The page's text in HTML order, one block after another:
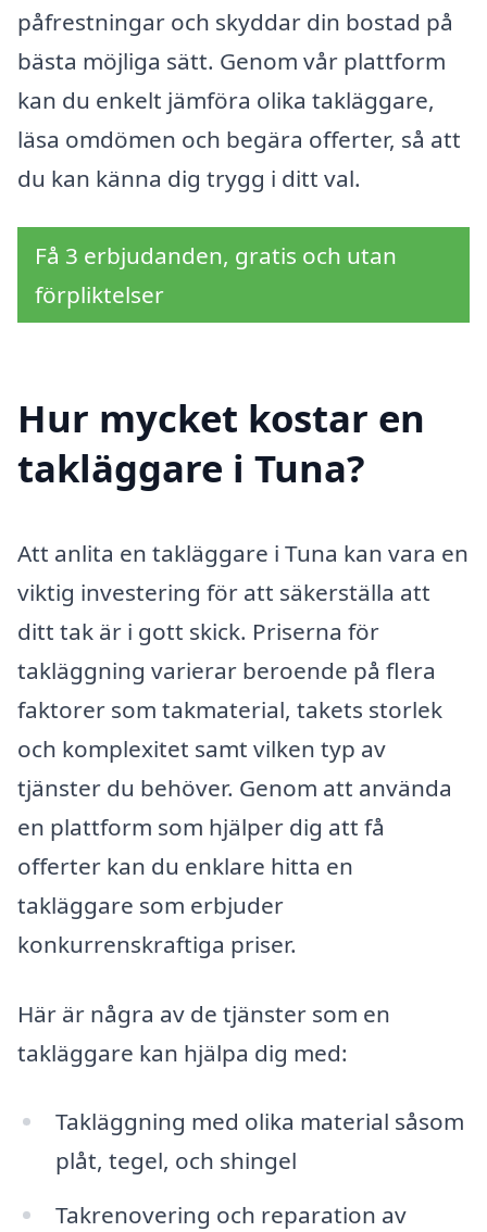
påfrestningar och skyddar din bostad på
bästa möjliga sätt. Genom vår plattform
kan du enkelt jämföra olika takläggare,
läsa omdömen och begära offerter, så att
du kan känna dig trygg i ditt val.
Få 3 erbjudanden, gratis och utan
förpliktelser
Hur mycket kostar en
takläggare i Tuna?
Att anlita en takläggare i Tuna kan vara en
viktig investering för att säkerställa att
ditt tak är i gott skick. Priserna för
takläggning varierar beroende på flera
faktorer som takmaterial, takets storlek
och komplexitet samt vilken typ av
tjänster du behöver. Genom att använda
en plattform som hjälper dig att få
offerter kan du enklare hitta en
takläggare som erbjuder
konkurrenskraftiga priser.
Här är några av de tjänster som en
takläggare kan hjälpa dig med:
Takläggning med olika material såsom
plåt, tegel, och shingel
Takrenovering och reparation av